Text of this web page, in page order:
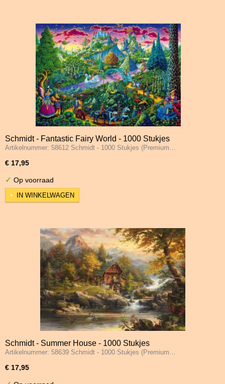
Schmidt - Fantastic Fairy World - 1000 Stukjes
Artikelnummer: 58612 Schmidt - 1000 Stukjes (Premium…
€ 17,95
✓ Op voorraad
IN WINKELWAGEN
Schmidt - Summer House - 1000 Stukjes
Artikelnummer: 58639 Schmidt - 1000 Stukjes (Premium…
€ 17,95